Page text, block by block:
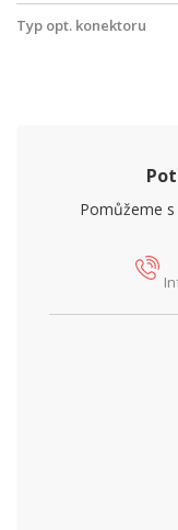
Typ opt. konektoru
Pomůžeme